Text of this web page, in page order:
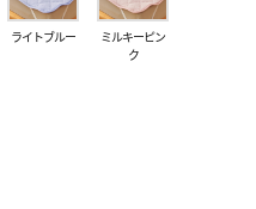
ライトブルー
ミルキーピン
ク